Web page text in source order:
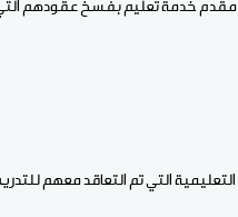
الأخبار (نواكشوط) – هددت وزارة التربية وإصلاح النظام التعليمي 314 مقدم